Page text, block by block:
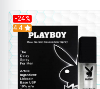
-24%
Hot
4.4